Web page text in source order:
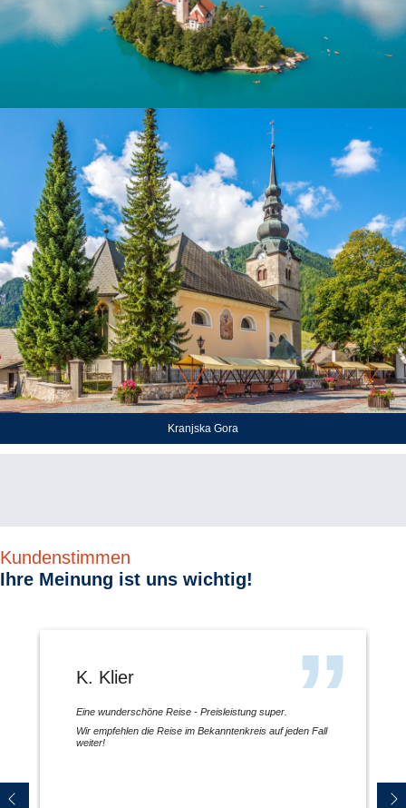
Kranjska Gora
Kundenstimmen
Ihre Meinung ist uns wichtig!
K. Klier
Eine wunderschöne Reise - Preisleistung super.
Wir empfehlen die Reise im Bekanntenkreis auf jeden Fall
weiter!